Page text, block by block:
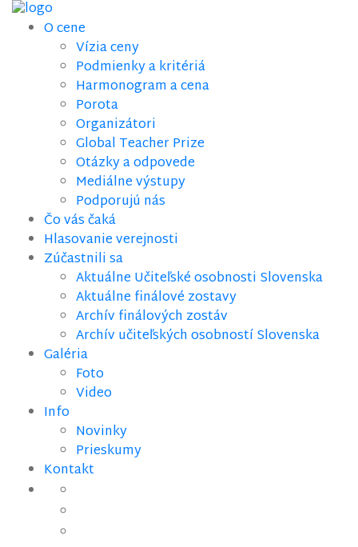
O cene
Vízia ceny
Podmienky a kritériá
Harmonogram a cena
Porota
Organizátori
Global Teacher Prize
Otázky a odpovede
Mediálne výstupy
Podporujú nás
Čo vás čaká
Hlasovanie verejnosti
Zúčastnili sa
Aktuálne Učiteľské osobnosti Slovenska
Aktuálne finálové zostavy
Archív finálových zostáv
Archív učiteľských osobností Slovenska
Galéria
Foto
Video
Info
Novinky
Prieskumy
Kontakt